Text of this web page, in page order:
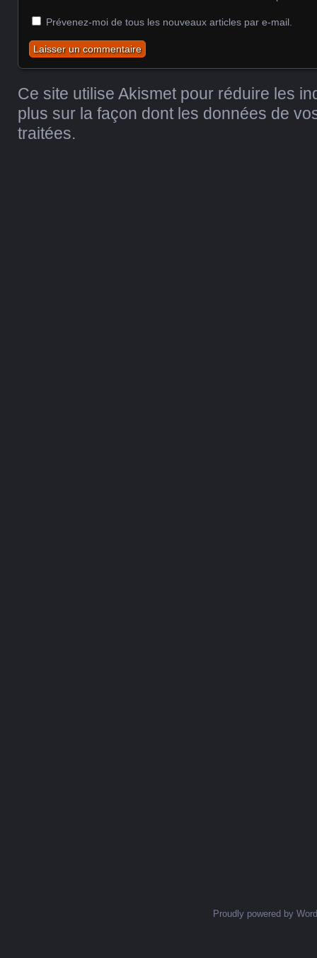
Prévenez-moi de tous les nouveaux articles par e-mail.
Ce site utilise Akismet pour réduire les
plus sur la façon dont les données de
traitées.
Proudly powered by